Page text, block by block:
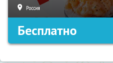
Россия
Бесплатно